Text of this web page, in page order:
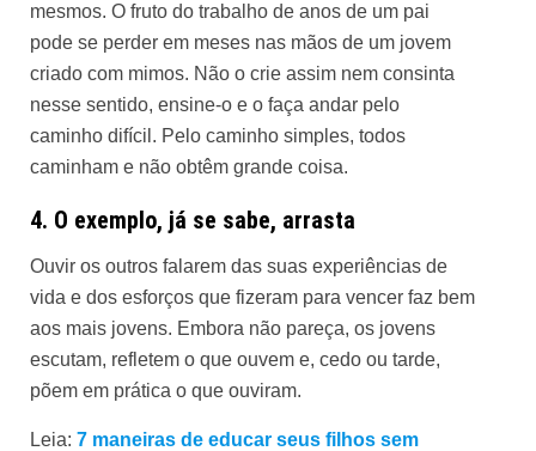
mesmos. O fruto do trabalho de anos de um pai
pode se perder em meses nas mãos de um jovem
criado com mimos. Não o crie assim nem consinta
nesse sentido, ensine-o e o faça andar pelo
caminho difícil. Pelo caminho simples, todos
caminham e não obtêm grande coisa.
4. O exemplo, já se sabe, arrasta
Ouvir os outros falarem das suas experiências de
vida e dos esforços que fizeram para vencer faz bem
aos mais jovens. Embora não pareça, os jovens
escutam, refletem o que ouvem e, cedo ou tarde,
põem em prática o que ouviram.
Leia: 7 maneiras de educar seus filhos sem